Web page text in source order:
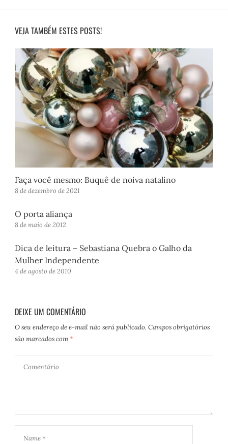
VEJA TAMBÉM ESTES POSTS!
Faça você mesmo: Buquê de noiva natalino
8 de dezembro de 2021
O porta aliança
8 de maio de 2012
Dica de leitura – Sebastiana Quebra o Galho da
Mulher Independente
4 de agosto de 2010
DEIXE UM COMENTÁRIO
O seu endereço de e-mail não será publicado. Campos obrigatórios
são marcados com *